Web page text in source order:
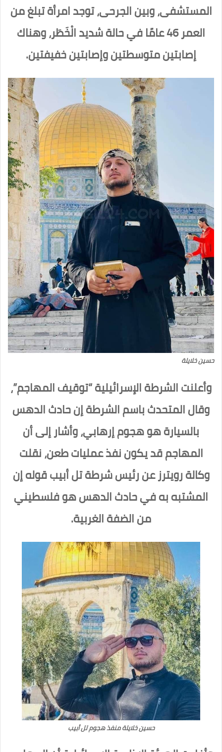
المستشفى، وبين الجرحى، توجد امرأة تبلغ من
العمر 46 عامًا في حالة شديد الْخَطَر، وهناك
إصابتين متوسطتين وإصابتين خفيفتين.
حسين خلايلة
وأعلنت الشرطة الإسرائيلية “توقيف المهاجم”،
وقال المتحدث باسم الشرطة إن حادث الدهس
بالسيارة هو هجوم إرهابي، وأشار إلى أن
المهاجم قد يكون نفذ عمليات طعن، نقلت
وكالة رويترز عن رئيس شرطة تل أبيب قوله إن
المشتبه به في حادث الدهس هو فلسطيني
من الضفة الغربية.
حسين خلايلة منفذ هجوم تل أبيب